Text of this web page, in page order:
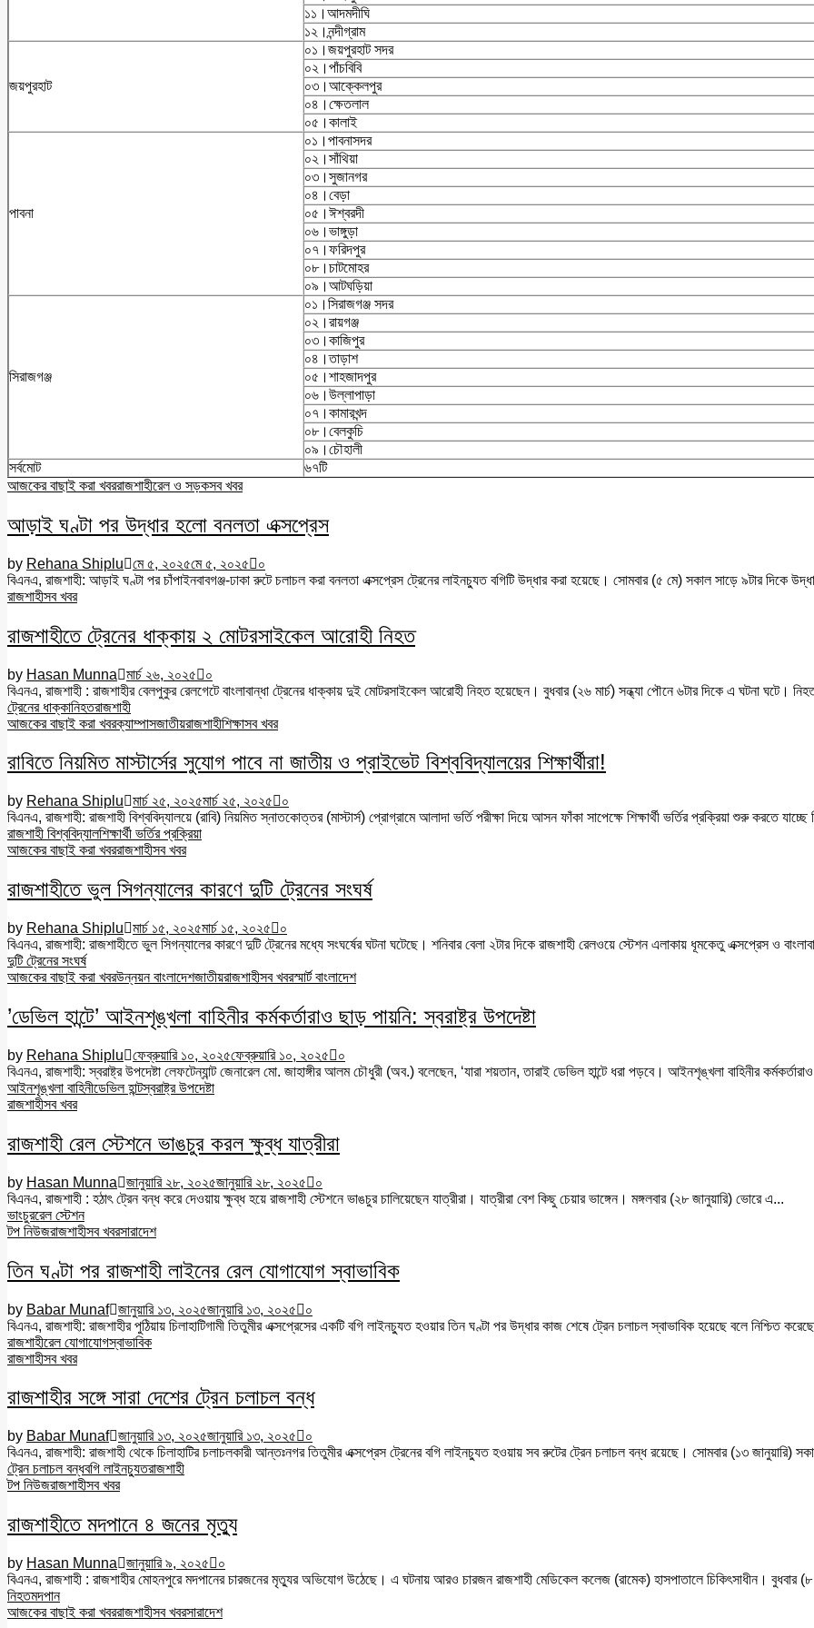
১১।আদমদীঘি
১২।নন্দীগ্রাম
জয়পুরহাট
০১।জয়পুরহাট সদর
০২।পাঁচবিবি
০৩।আক্কেলপুর
০৪।ক্ষেতলাল
০৫।কালাই
পাবনা
০১।পাবনাসদর
০২।সাঁথিয়া
০৩।সুজানগর
০৪।বেড়া
০৫।ঈশ্বরদী
০৬।ভাঙ্গুড়া
০৭।ফরিদপুর
০৮।চাটমোহর
০৯।আটঘড়িয়া
সিরাজগঞ্জ
০১।সিরাজগঞ্জ সদর
০২।রায়গঞ্জ
০৩।কাজিপুর
০৪।তাড়াশ
০৫।শাহজাদপুর
০৬।উল্লাপাড়া
০৭।কামারখন্দ
০৮।বেলকুচি
০৯।চৌহালী
সর্বমোট
৬৭টি
আজকের বাছাই করা খবররাজশাহীরেল ও সড়কসব খবর
আড়াই ঘণ্টা পর উদ্ধার হলো বনলতা এক্সপ্রেস
by Rehana Shiplu মে ৫, ২০২৫মে ৫, ২০২৫
০
বিএনএ, রাজশাহী: আড়াই ঘণ্টা পর চাঁপাইনবাবগঞ্জ-ঢাকা রুটে চলাচল করা বনলতা এক্সপ্রেস ট্রেনের লাইনচ্যুত বগিটি উদ্ধার করা হয়েছে। সোমবার (৫ মে) সকাল সাড়ে ৯টার দিকে
রাজশাহীসব খবর
রাজশাহীতে ট্রেনের ধাক্কায় ২ মোটরসাইকেল আরোহী নিহত
by Hasan Munna মার্চ ২৬, ২০২৫
০
বিএনএ, রাজশাহী : রাজশাহীর বেলপুকুর রেলগেটে বাংলাবান্ধা ট্রেনের ধাক্কায় দুই মোটরসাইকেল আরোহী নিহত হয়েছেন। বুধবার (২৬ মার্চ) সন্ধ্যা পৌনে ৬টার দিকে এ ঘটনা ঘটে।
ট্রেনের ধাক্কানিহতরাজশাহী
আজকের বাছাই করা খবরক্যাম্পাসজাতীয়রাজশাহীশিক্ষাসব খবর
রাবিতে নিয়মিত মাস্টার্সের সুযোগ পাবে না জাতীয় ও প্রাইভেট বিশ্ববিদ্যালয়ের শিক্ষার্থীরা!
by Rehana Shiplu মার্চ ২৫, ২০২৫মার্চ ২৫, ২০২৫
০
বিএনএ, রাজশাহী: রাজশাহী বিশ্ববিদ্যালয়ে (রাবি) নিয়মিত স্নাতকোত্তর (মাস্টার্স) প্রোগ্রামে আলাদা ভর্তি পরীক্ষা দিয়ে আসন ফাঁকা সাপেক্ষে শিক্ষার্থী ভর্তির প্রক্রিয়া শুরু করতে
রাজশাহী বিশ্ববিদ্যালশিক্ষার্থী ভর্তির প্রক্রিয়া
আজকের বাছাই করা খবররাজশাহীসব খবর
রাজশাহীতে ভুল সিগন্যালের কারণে দুটি ট্রেনের সংঘর্ষ
by Rehana Shiplu মার্চ ১৫, ২০২৫মার্চ ১৫, ২০২৫
০
বিএনএ, রাজশাহী: রাজশাহীতে ভুল সিগন্যালের কারণে দুটি ট্রেনের মধ্যে সংঘর্ষের ঘটনা ঘটেছে। শনিবার বেলা ২টার দিকে রাজশাহী রেলওয়ে স্টেশন এলাকায় ধূমকেতু এক্সপ্রেস ও
দুটি ট্রেনের সংঘর্ষ
আজকের বাছাই করা খবরউন্নয়ন বাংলাদেশজাতীয়রাজশাহীসব খবরস্মার্ট বাংলাদেশ
’ডেভিল হান্টে’ আইনশৃঙ্খলা বাহিনীর কর্মকর্তারাও ছাড় পায়নি: স্বরাষ্ট্র উপদেষ্টা
by Rehana Shiplu ফেব্রুয়ারি ১০, ২০২৫ফেব্রুয়ারি ১০, ২০২৫
০
বিএনএ, রাজশাহী: স্বরাষ্ট্র উপদেষ্টা লেফটেন্যান্ট জেনারেল মো. জাহাঙ্গীর আলম চৌধুরী (অব.) বলেছেন, ‘যারা শয়তান, তারাই ডেভিল হান্টে ধরা পড়বে। আইনশৃঙ্খলা বাহিনীর
আইনশৃঙ্খলা বাহিনীডেভিল হান্টস্বরাষ্ট্র উপদেষ্টা
রাজশাহীসব খবর
রাজশাহী রেল স্টেশনে ভাঙচুর করল ক্ষুব্ধ যাত্রীরা
by Hasan Munna জানুয়ারি ২৮, ২০২৫জানুয়ারি ২৮, ২০২৫
০
বিএনএ, রাজশাহী : হঠাৎ ট্রেন বন্ধ করে দেওয়ায় ক্ষুব্ধ হয়ে রাজশাহী স্টেশনে ভাঙচুর চালিয়েছেন যাত্রীরা। যাত্রীরা বেশ কিছু চেয়ার ভাঙ্গেন। মঙ্গলবার (২৮ জানুয়ারি) ভোরে এ...
ভাংচুররেল স্টেশন
টপ নিউজরাজশাহীসব খবরসারাদেশ
তিন ঘণ্টা পর রাজশাহী লাইনের রেল যোগাযোগ স্বাভাবিক
by Babar Munaf জানুয়ারি ১৩, ২০২৫জানুয়ারি ১৩, ২০২৫
০
বিএনএ, রাজশাহী: রাজশাহীর পুঠিয়ায় চিলাহাটিগামী তিতুমীর এক্সপ্রেসের একটি বগি লাইনচ্যুত হওয়ার তিন ঘণ্টা পর উদ্ধার কাজ শেষে ট্রেন চলাচল স্বাভাবিক হয়েছে বলে নিশ্চিত
রাজশাহীরেল যোগাযোগস্বাভাবিক
রাজশাহীসব খবর
রাজশাহীর সঙ্গে সারা দেশের ট্রেন চলাচল বন্ধ
by Babar Munaf জানুয়ারি ১৩, ২০২৫জানুয়ারি ১৩, ২০২৫
০
বিএনএ, রাজশাহী: রাজশাহী থেকে চিলাহাটির চলাচলকারী আন্তঃনগর তিতুমীর এক্সপ্রেস ট্রেনের বগি লাইনচ্যুত হওয়ায় সব রুটের ট্রেন চলাচল বন্ধ রয়েছে। সোমবার (১৩ জানুয়ারি)
ট্রেন চলাচল বন্ধবগি লাইনচ্যুতরাজশাহী
টপ নিউজরাজশাহীসব খবর
রাজশাহীতে মদপানে ৪ জনের মৃত্যু
by Hasan Munna জানুয়ারি ৯, ২০২৫
০
বিএনএ, রাজশাহী : রাজশাহীর মোহনপুরে মদপানের চারজনের মৃত্যুর অভিযোগ উঠেছে। এ ঘটনায় আরও চারজন রাজশাহী মেডিকেল কলেজ (রামেক) হাসপাতালে চিকিৎসাধীন। বুধবার
নিহতমদপান
আজকের বাছাই করা খবররাজশাহীসব খবরসারাদেশ